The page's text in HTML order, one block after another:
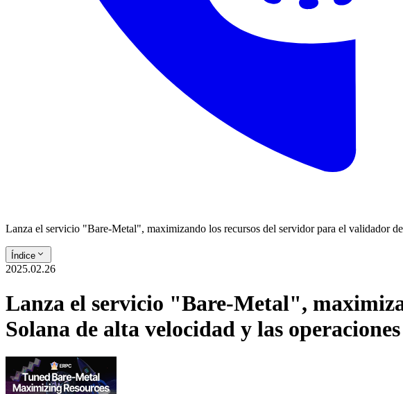
Lanza el servicio "Bare-Metal", maximizando los recursos del servidor para el validador
Índice
2025.02.26
Lanza el servicio "Bare-Metal",
Solana de alta velocidad y las